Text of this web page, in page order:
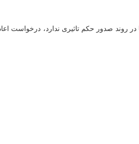
روند صدور حکم تاثیری ندارد، درخواست